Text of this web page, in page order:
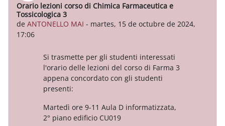
Orario lezioni corso di Chimica Farmaceutica e
Tossicologica 3
de ANTONELLO MAI - martes, 15 de octubre de 2024,
17:06
Número de respuestas: 0
Si trasmette per gli studenti interessati
l'orario delle lezioni del corso di Farma 3
appena concordato con gli studenti
presenti:
Martedì ore 9-11 Aula D informatizzata,
2° piano edificio CU019